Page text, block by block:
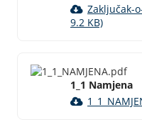
Zaključak-
9.2 KB)
1_1 Namjena